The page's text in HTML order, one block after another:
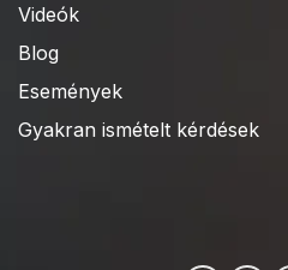
Videók
Blog
Események
Gyakran ismételt kérdések